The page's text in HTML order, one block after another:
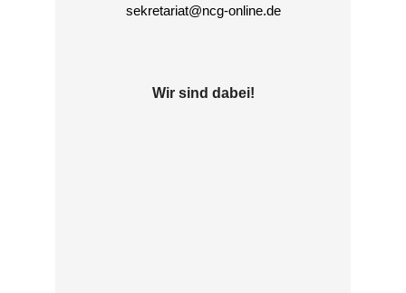
sekretariat@ncg-online.de
Wir sind dabei!